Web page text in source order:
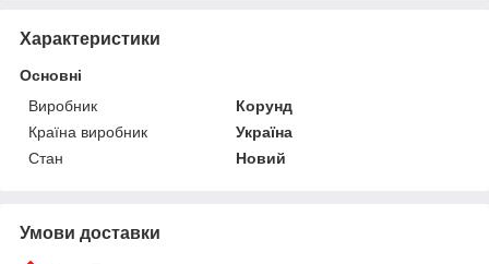
Характеристики
Основні
Виробник
Корунд
Країна виробник
Україна
Стан
Новий
Умови доставки